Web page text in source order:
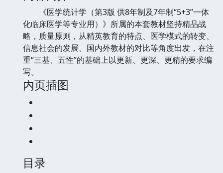
《医学统计学（第3版 供8年制及7年制“5+3”一体
化临床医学等专业用）》所属的本套教材坚持精品战
略，质量原则，从精英教育的特点、医学模式的转变、
信息社会的发展、国内外教材的对比等角度出发，在注
重“三基、五性”的基础上以更新、更深、更精的要求编
写。
内页插图
目录